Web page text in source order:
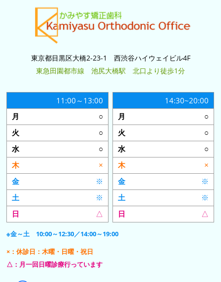
東京都目黒区大橋2-23-1 西渋谷ハイウェイビル4F
東急田園都市線 池尻大橋駅 北口より徒歩1分
11:00～13:00
○
○
○
×
※
※
△
14:30~20:00
○
○
○
×
※
※
△
※金～土 10:00～12:30／14:00～19:00
×：休診日：木曜・日曜・祝日
△：月一回日曜診療行っています